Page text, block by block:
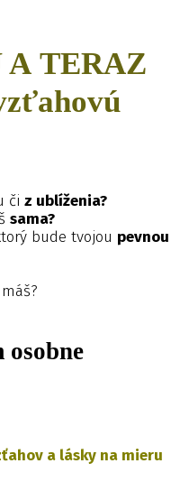
A TERAZ
či z ublíženia?
sama?
bude tvojou pevnou
a lásky na mieru